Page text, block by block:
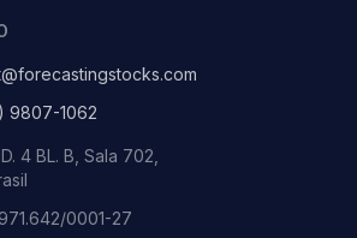
9807-1062
4 BL. B, Sala 702,
0001-27